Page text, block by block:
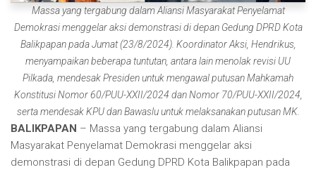
Massa yang tergabung dalam Aliansi Masyarakat Penyelamat
Demokrasi menggelar aksi demonstrasi di depan Gedung DPRD Kota
Balikpapan pada Jumat (23/8/2024). Koordinator Aksi, Hendrikus,
menyampaikan beberapa tuntutan, antara lain menolak revisi UU
Pilkada, mendesak Presiden untuk mengawal putusan Mahkamah
Konstitusi Nomor 60/PUU-XXII/2024 dan Nomor 70/PUU-XXII/2024,
serta mendesak KPU dan Bawaslu untuk melaksanakan putusan MK.
BALIKPAPAN – Massa yang tergabung dalam Aliansi
Masyarakat Penyelamat Demokrasi menggelar aksi
demonstrasi di depan Gedung DPRD Kota Balikpapan pada